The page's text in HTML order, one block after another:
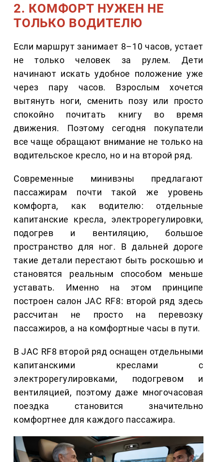
2. КОМФОРТ НУЖЕН НЕ
ТОЛЬКО ВОДИТЕЛЮ
Если маршрут занимает 8–10 часов, устает
не только человек за рулем. Дети
начинают искать удобное положение уже
через пару часов. Взрослым хочется
вытянуть ноги, сменить позу или просто
спокойно почитать книгу во время
движения. Поэтому сегодня покупатели
все чаще обращают внимание не только на
водительское кресло, но и на второй ряд.
Современные минивэны предлагают
пассажирам почти такой же уровень
комфорта, как водителю: отдельные
капитанские кресла, электрорегулировки,
подогрев и вентиляцию, большое
пространство для ног. В дальней дороге
такие детали перестают быть роскошью и
становятся реальным способом меньше
уставать. Именно на этом принципе
построен салон JAC RF8: второй ряд здесь
рассчитан не просто на перевозку
пассажиров, а на комфортные часы в пути.
В JAC RF8 второй ряд оснащен отдельными
капитанскими креслами с
электрорегулировками, подогревом и
вентиляцией, поэтому даже многочасовая
поездка становится значительно
комфортнее для каждого пассажира.